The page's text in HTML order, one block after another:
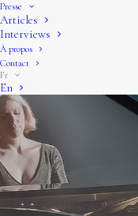
Presse
Articles
Interviews
À propos
Contact
Fr
En